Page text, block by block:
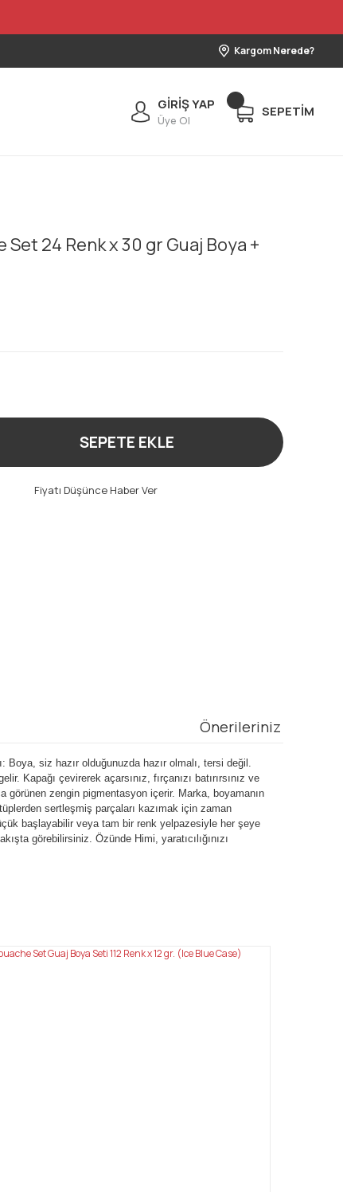
Kargom Nerede?
GİRİŞ YAP
Üye Ol
SEPETİM
Set 24 Renk x 30 gr Guaj Boya +
SEPETE EKLE
Fiyatı Düşünce Haber Ver
Önerileriniz
Boya, siz hazır olduğunuzda hazır olmalı, tersi değil.
Kapağı çevirerek açarsınız, fırçanızı batırırsınız ve
görünen zengin pigmentasyon içerir. Marka, boyamanın
sertleşmiş parçaları kazımak için zaman
başlayabilir veya tam bir renk yelpazesiyle her şeye
görebilirsiniz. Özünde Himi, yaratıcılığınızı
iletebilirsiniz.